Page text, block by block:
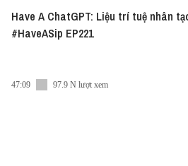
Have A ChatGPT: Liệu trí tuệ nhân
#HaveASip EP221
47:09 97.9 N lượt xem